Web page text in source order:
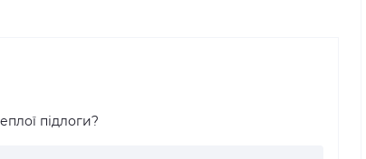
підлоги?